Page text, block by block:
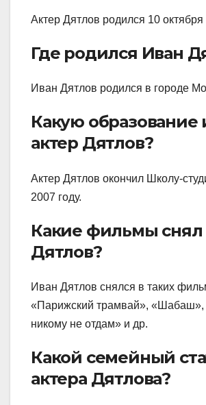
Актер Дятлов родился 10 октября
Где родился Иван
Иван Дятлов родился в городе
Какую образование
актер Дятлов?
Актер Дятлов окончил Школу-
2007 году.
Какие фильмы снял
Дятлов?
Иван Дятлов снялся в таких
«Парижский трамвай», «Шабаш»,
никому не отдам» и др.
Какой семейный
актера Дятлова?